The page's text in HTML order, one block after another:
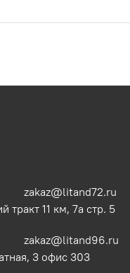
zakaz@litand72.ru
тракт 11 км, 7а стр. 5
zakaz@litand96.ru
3​ офис 303